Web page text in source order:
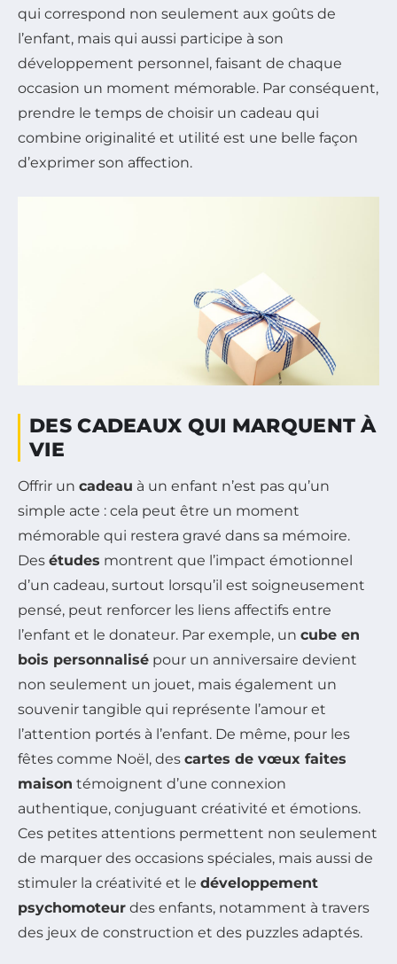
qui correspond non seulement aux goûts de
l’enfant, mais qui aussi participe à son
développement personnel, faisant de chaque
occasion un moment mémorable. Par conséquent,
prendre le temps de choisir un cadeau qui
combine originalité et utilité est une belle façon
d’exprimer son affection.
DES CADEAUX QUI MARQUENT À
VIE
Offrir un cadeau à un enfant n’est pas qu’un
simple acte : cela peut être un moment
mémorable qui restera gravé dans sa mémoire.
Des études montrent que l’impact émotionnel
d’un cadeau, surtout lorsqu’il est soigneusement
pensé, peut renforcer les liens affectifs entre
l’enfant et le donateur. Par exemple, un cube en
bois personnalisé pour un anniversaire devient
non seulement un jouet, mais également un
souvenir tangible qui représente l’amour et
l’attention portés à l’enfant. De même, pour les
fêtes comme Noël, des cartes de vœux faites
maison témoignent d’une connexion
authentique, conjuguant créativité et émotions.
Ces petites attentions permettent non seulement
de marquer des occasions spéciales, mais aussi de
stimuler la créativité et le développement
psychomoteur des enfants, notamment à travers
des jeux de construction et des puzzles adaptés.